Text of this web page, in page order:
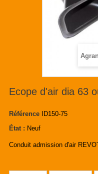
Ecope d'air dia 63
Référence
ID150-75
État : Neuf
Conduit admission d'air